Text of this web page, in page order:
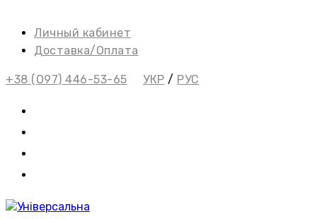
содержимому
Личный кабинет
Доставка/Оплата
+38 (О97) 446-53-65 УКР / РУС